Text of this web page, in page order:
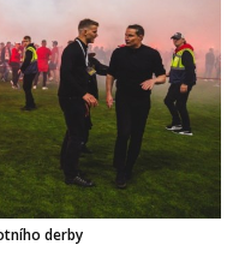
derby